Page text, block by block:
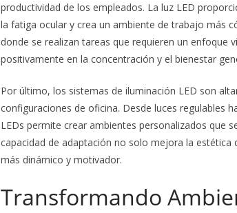
productividad de los empleados. La luz LED
la fatiga ocular y crea un ambiente de trabajo más
donde se realizan tareas que requieren un enfoque
positivamente en la concentración y el bienestar
Por último, los sistemas de iluminación LED son
configuraciones de oficina. Desde luces regulables
LEDs permite crear ambientes personalizados que
capacidad de adaptación no solo mejora la
más dinámico y motivador.
Transformando